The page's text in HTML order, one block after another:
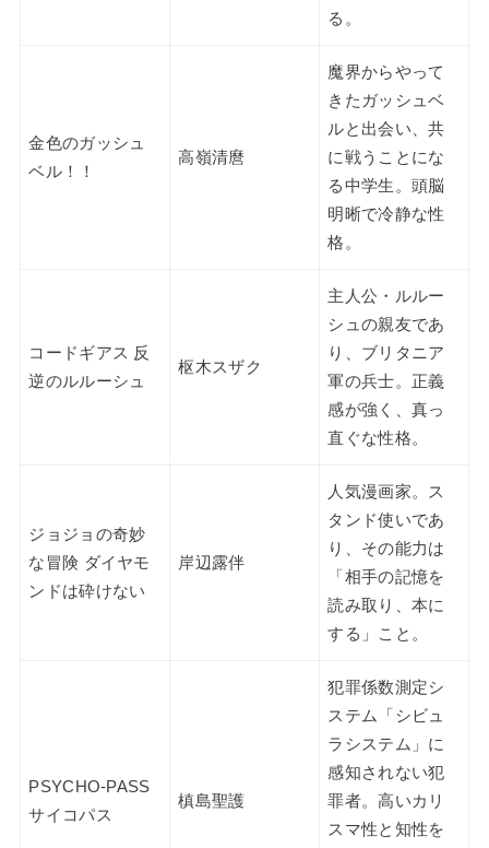
る。
金色のガッシュ
ベル！！
高嶺清麿
魔界からやって
きたガッシュベ
ルと出会い、共
に戦うことにな
る中学生。頭脳
明晰で冷静な性
格。
コードギアス 反
逆のルルーシュ
枢木スザク
主人公・ルルー
シュの親友であ
り、ブリタニア
軍の兵士。正義
感が強く、真っ
直ぐな性格。
ジョジョの奇妙
な冒険 ダイヤモ
ンドは砕けない
岸辺露伴
人気漫画家。ス
タンド使いであ
り、その能力は
「相手の記憶を
読み取り、本に
する」こと。
PSYCHO-PASS
サイコパス
槙島聖護
犯罪係数測定シ
ステム「シビュ
ラシステム」に
感知されない犯
罪者。高いカリ
スマ性と知性を